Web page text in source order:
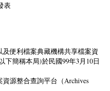
表
便利檔案典藏機構共享檔案資
下簡稱本局)於民國99年3月10日
源整合查詢平台（Archives